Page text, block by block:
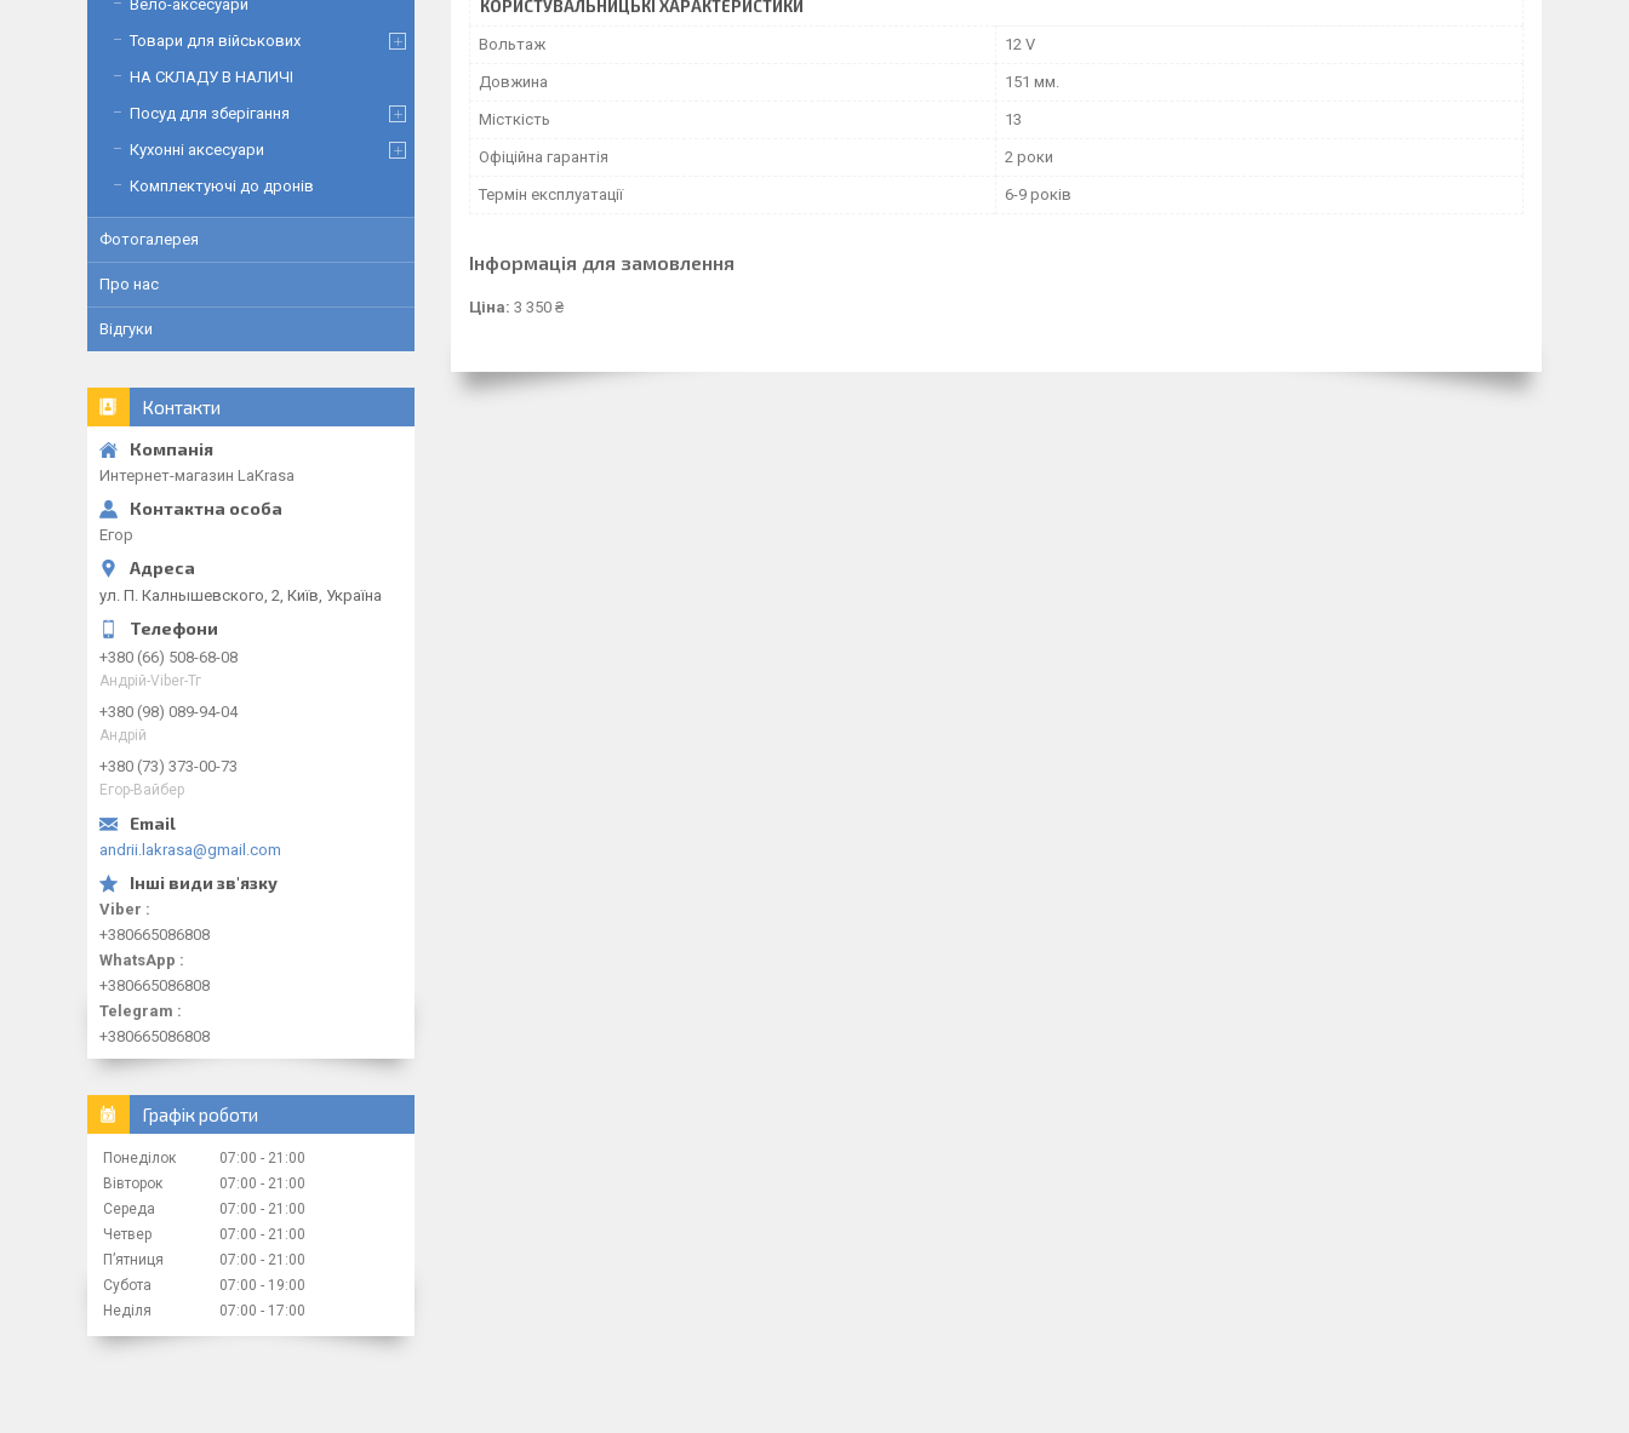
КОРИСТУВАЛЬНИЦЬКІ ХАРАКТЕРИСТИКИ
Вольтаж 12 V
Довжина 151 мм.
Місткість 13
Офіційна гарантія 2 роки
Термін експлуатації 6-9 років
Інформація для замовлення
Ціна: 3 350 ₴
Вело-аксесуари
Товари для військових
НА СКЛАДУ В НАЛИЧІ
Посуд для зберігання
Кухонні аксесуари
Комплектуючі до дронів
Фотогалерея
Про нас
Відгуки
Контакти
Интернет-магазин LaKrasa
Егор
ул. П. Калнышевского, 2, Київ, Україна
+380 (66) 508-68-08
Андрій-Viber-Тг
+380 (98) 089-94-04
Андрій
+380 (73) 373-00-73
Егор-Вайбер
andrii.lakrasa@gmail.com
Viber
+380665086808
WhatsApp
+380665086808
Telegram
+380665086808
Графік роботи
Понеділок 07:00
21:00
Вівторок
07:00
21:00
Середа
07:00
21:00
Четвер
07:00
21:00
Пʼятниця
07:00
21:00
Субота
07:00
19:00
Неділя
07:00 17:00